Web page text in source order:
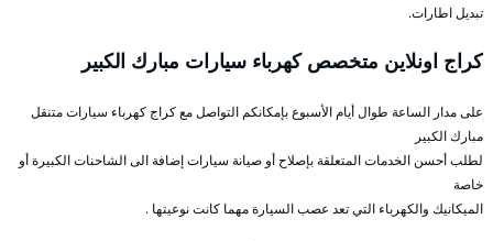
تبديل اطارات.
كراج اونلاين متخصص كهرباء سيارات مبارك الكبير
على مدار الساعة طوال أيام الأسبوع بإمكانكم التواصل مع كراج كهرباء سيارات متنقل
مبارك الكبير
لطلب أحسن الخدمات المتعلقة بإصلاح أو صيانة سيارات إضافة الى الشاحنات الكبيرة أو
خاصة
الميكانيك والكهرباء التي تعد عصب السيارة مهما كانت نوعيتها .